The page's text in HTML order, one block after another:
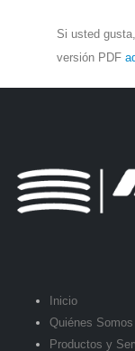
Si usted
versión PDF
Inicio
Quiénes Somos
Productos y